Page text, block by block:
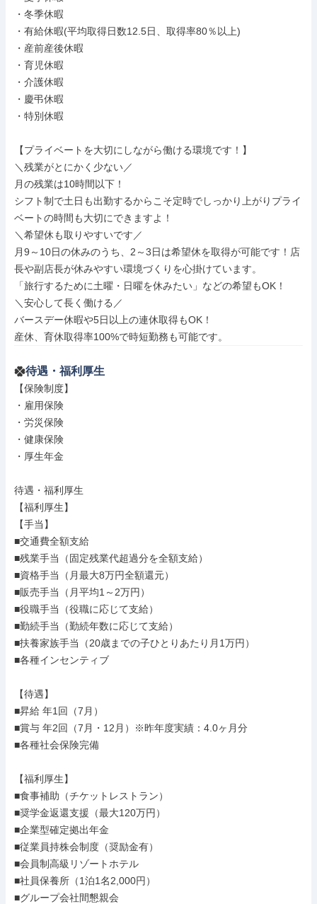
・冬季休暇
・有給休暇(平均取得日数12.5日、取得率80％以上)
・産前産後休暇
・育児休暇
・介護休暇
・慶弔休暇
・特別休暇
【プライベートを大切にしながら働ける環境です！】
＼残業がとにかく少ない／
月の残業は10時間以下！
シフト制で土日も出勤するからこそ定時でしっかり上がりプライ
ベートの時間も大切にできますよ！
＼希望休も取りやすいです／
月9～10日の休みのうち、2～3日は希望休を取得が可能です！店
長や副店長が休みやすい環境づくりを心掛けています。
「旅行するために土曜・日曜を休みたい」などの希望もOK！
＼安心して長く働ける／
バースデー休暇や5日以上の連休取得もOK！
産休、育休取得率100%で時短勤務も可能です。
待遇・福利厚生
【保険制度】
・雇用保険
・労災保険
・健康保険
・厚生年金
待遇・福利厚生
【福利厚生】
【手当】
■交通費全額支給
■残業手当（固定残業代超過分を全額支給）
■資格手当（月最大8万円全額還元）
■販売手当（月平均1～2万円）
■役職手当（役職に応じて支給）
■勤続手当（勤続年数に応じて支給）
■扶養家族手当（20歳までの子ひとりあたり月1万円）
■各種インセンティブ
【待遇】
■昇給 年1回（7月）
■賞与 年2回（7月・12月）※昨年度実績：4.0ヶ月分
■各種社会保険完備
【福利厚生】
■食事補助（チケットレストラン）
■奨学金返還支援（最大120万円）
■企業型確定拠出年金
■従業員持株会制度（奨励金有）
■会員制高級リゾートホテル
■社員保養所（1泊1名2,000円）
■グループ会社間懇親会